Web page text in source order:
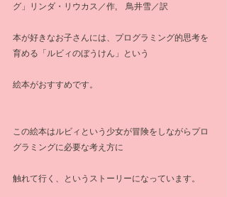
グ」リンダ・リウカス／作,　鳥井雪／訳
本が好きなお子さんには、プログラミング的思考を
育める「ルビィのぼうけん」という
絵本がおすすめです。
この絵本はルビィという少女が冒険をしながらプロ
グラミングに必要な考え方に
触れて行く、というストーリーになっています。